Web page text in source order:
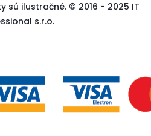
sú ilustračné. © 2016 - 2025 IT
s.r.o.